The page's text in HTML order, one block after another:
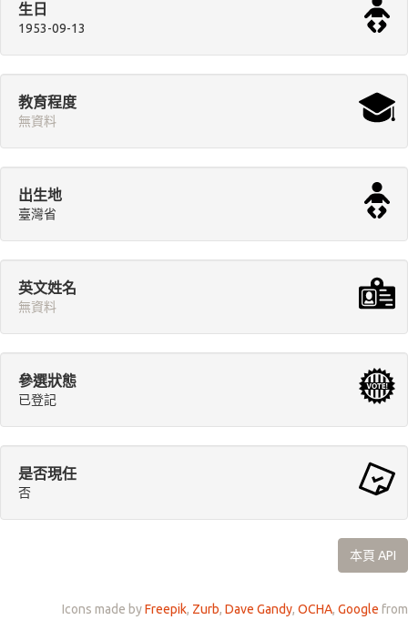
生日
1953-09-13
教育程度
無資料
出生地
臺灣省
英文姓名
無資料
參選狀態
已登記
是否現任
否
本頁 API
Icons made byFreepik, Zurb, Dave Gandy, OCHA, Google from